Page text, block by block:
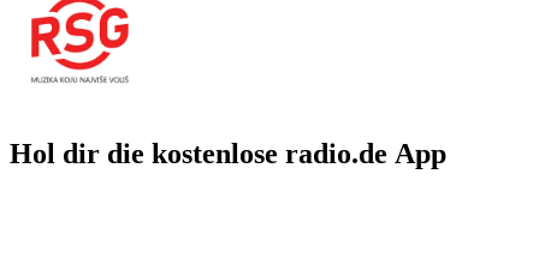
Hol dir die kostenlose radio.de App